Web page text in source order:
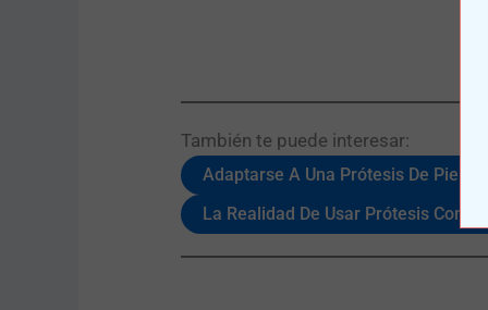
También te puede interesar:​
Adaptarse A Una Prótesis De
La Realidad De Usar Prótesis Con